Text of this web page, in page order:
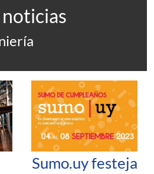
Sumo.uy festeja